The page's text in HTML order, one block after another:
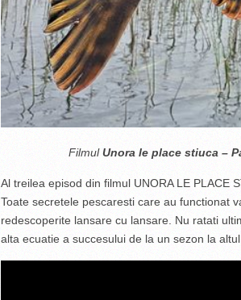
FilmulUnora le place stiuca –
Al treilea episod din filmul UNORA LE PLACE
Toate secretele pescaresti care au functionat
redescoperite lansare cu lansare. Nu ratati
alta ecuatie a succesului de la un sezon la